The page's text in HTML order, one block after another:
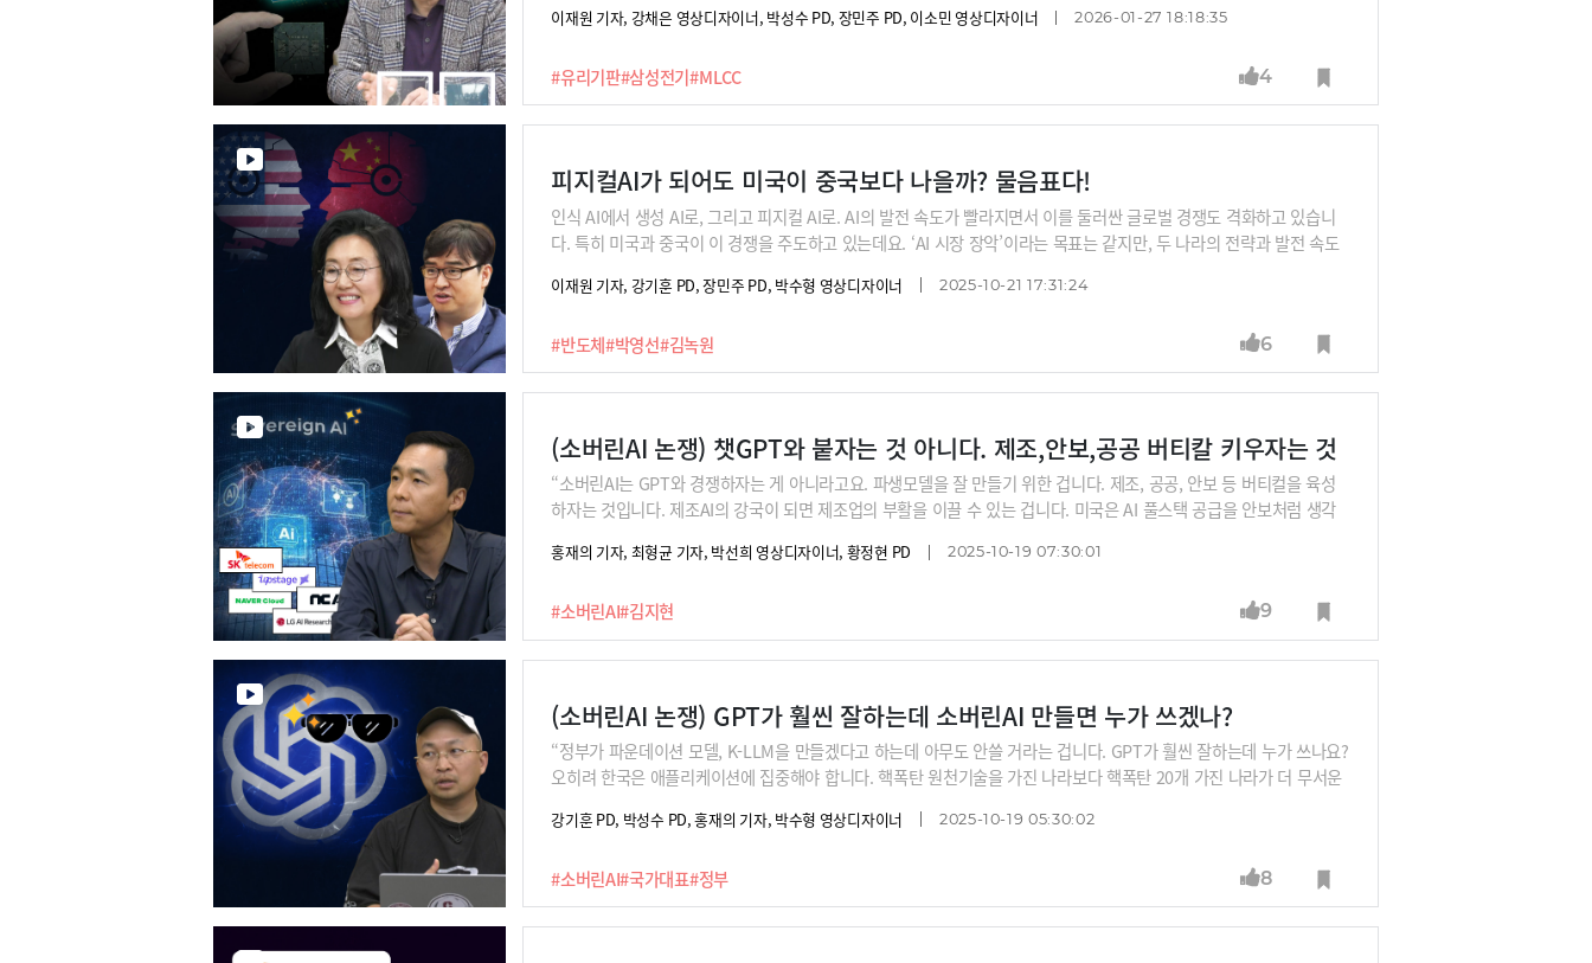
#유리기판#삼성전기#MLCC
을 개발해온 삼성전기가 이런 난제를 극복하고 2026년 시험 양산을 목표로 달리고 있다고 하는데요. 왜 글로벌 빅테크들
이재원 기자, 강채은 영상디자이너, 박성수 PD, 장민주 PD, 이소민 영상디자이너 2026-01-27 18:18:35
4
피지컬AI가 되어도 미국이 중국보다 나을까? 물음표다!
#반도체#박영선#김녹원
인식 AI에서 생성 AI로, 그리고 피지컬 AI로. AI의 발전 속도가 빨라지면서 이를 둘러싼 글로벌 경쟁도 격화하고 있습니
다. 특히 미국과 중국이 이 경쟁을 주도하고 있는데요. ‘AI 시장 장악’이라는 목표는 같지만, 두 나라의 전략과 발전 속도
보고 한국이 AI 3대 강국으로 자리잡기 위해 살펴봐야 할지 박영선 전 중소벤처기업부 장관과 온디바이스 AI 반도체 기
이재원 기자, 강기훈 PD, 장민주 PD, 박수형 영상디자이너 2025-10-21 17:31:24
6
(소버린AI 논쟁) 챗GPT와 붙자는 것 아니다. 제조,안보,공공 버티칼 키우자는 것
#소버린AI#김지현
“소버린AI는 GPT와 경쟁하자는 게 아니라고요. 파생모델을 잘 만들기 위한 겁니다. 제조, 공공, 안보 등 버티컬을 육성
하자는 것입니다. 제조AI의 강국이 되면 제조업의 부활을 이끌 수 있는 겁니다. 미국은 AI 풀스택 공급을 안보처럼 생각
(김지현 SK 부사장)정부가 소버린AI 즉, ‘독자 인공지능(AI) 파운데이션 모델’ 프로젝트 사업에 5개사를 선발했죠. 네이
델을 만드는 것이 목표인데요. 소버린AI 정책을 둘러싸고 전문가들 사이 논란도 있습니다. 양쪽 의견을 들어봅니다. 이번
편은 김지현 SK경영경제연구소 부사장입니다.
홍재의 기자, 최형균 기자, 박선희 영상디자이너, 황정현 PD 2025-10-19 07:30:01
9
(소버린AI 논쟁) GPT가 훨씬 잘하는데 소버린AI 만들면 누가 쓰겠나?
#소버린AI#국가대표#정부
“정부가 파운데이션 모델, K-LLM을 만들겠다고 하는데 아무도 안쓸 거라는 겁니다. GPT가 훨씬 잘하는데 누가 쓰나요?
오히려 한국은 애플리케이션에 집중해야 합니다. 핵폭탄 원천기술을 가진 나라보다 핵폭탄 20개 가진 나라가 더 무서운
해 네이버클라우드, 업스테이지, SKT, NC AI, LG AI연구원 등 5개사를 최근 선발했습니다. 최종 2개사를 선정해 글로벌
양쪽 의견을 들어봅니다. 이번 편은 조용민 언바운드랩스 대표입니다.
강기훈 PD, 박성수 PD, 홍재의 기자, 박수형 영상디자이너 2025-10-19 05:30:02
8